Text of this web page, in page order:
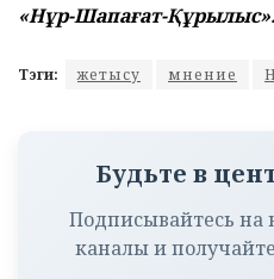
«Нұр-Шапағат-Құрылыс».
Тэги: жетысу мнение
Будьте в
Подписывайтесь
каналы и